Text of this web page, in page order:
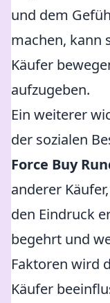
und dem
machen, kann
Käufer
aufzugeben.
Ein weiterer
der sozialen
Force Buy
anderer
den Eindruck
begehrt und
Faktoren wird
Käufer